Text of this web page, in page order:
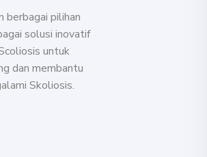
berbagai pilihan
solusi inovatif
untuk
dan membantu
Skoliosis.